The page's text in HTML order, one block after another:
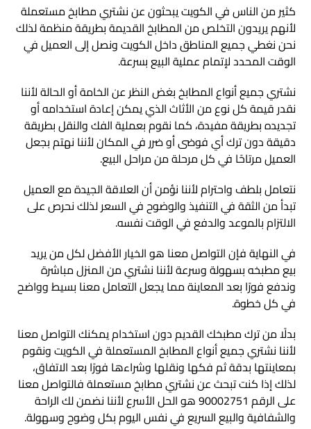
كثير من الناس في الكويت يبحثون عن نشتري مطابخ مستعملة
لأنهم يريدون التخلص من المطابخ القديمة بطريقة منظمة لذلك
نحن نغطي جميع المناطق داخل الكويت ونصل إلى العميل في
الوقت المحدد لإتمام عملية البيع بسرعة.
نشتري جميع أنواع المطابخ بغض النظر عن الخامة أو الحالة لأننا
نقدر قيمة كل نوع من الأثاث الذي يمكن إعادة استخدامه أو
تجديده بطريقة مفيدة، كما نقوم بعملية الفك والنقل بطريقة
دقيقة دون ترك أي فوضى أو ضرر في المكان لأننا نهتم بجعل
العميل مرتاحًا في كل مرحلة من مراحل البيع.
نتعامل بلطف واحترام لأننا نؤمن أن العلاقة الجيدة مع العميل
تبدأ من الثقة في التنفيذ والوضوح في السعر لذلك نحرص على
الالتزام بالموعد والدفع في الوقت نفسه.
في النهاية فإن التواصل معنا هو الخيار الأفضل لكل من يريد
بيع مطبخه بسهولة وسرعة لأننا نشتري من المنزل مباشرة
وندفع فورًا بعد المعاينة مما يجعل التعامل معنا بسيط وواضح
في كل خطوة.
بدلًا من ترك مطبخك القديم دون استخدام يمكنك التواصل معنا
لأننا نشتري جميع أنواع المطابخ المستعملة في الكويت ونقوم
بمعاينتها بدقة ثم فكها ونقلها وشراءها فورًا بعد الاتفاق،
لذلك إذا كنت تبحث عن نشتري مطابخ مستعملة فالتواصل معنا
على الرقم 90002751 هو الحل الأسرع لأننا نضمن لك الراحة
والشفافية والبيع السريع في نفس اليوم بكل وضوح وسهولة.